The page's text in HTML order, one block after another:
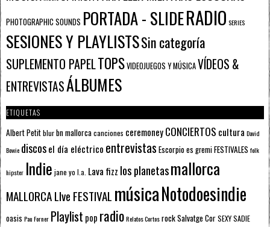
PHOTOGRAPHIC SOUNDS PORTADA - SLIDERADIO SERIES
SESIONES Y PLAYLISTSSin categoría
SUPLEMENTO PAPELTOPSVIDEOJUEGOS Y MÚSICAVÍDEOS &
ENTREVISTASÁLBUMES
ETIQUETAS
Albert Petitblurbn mallorcacanciones ceremoneyCONCIERTOS cultura David
Bowie discosel día eléctrico entrevistas Escorpioes gremiFESTIVALES folk
hipster Indie jane yo l.a. Lava fizz los planetasmallorca
MALLORCA LIve FESTIVAL músicaNotodoesindie
oasis Pau Forner Playlist pop radioRelatos CortosrockSalvatge CorSEXY SADIE